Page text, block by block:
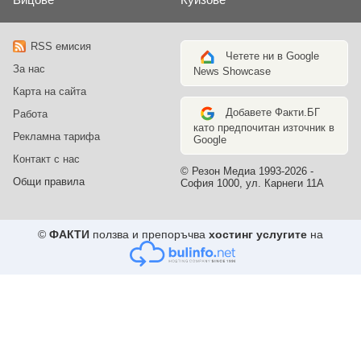
RSS емисия
За нас
Карта на сайта
Работа
Рекламна тарифа
Контакт с нас
Общи правила
Четете ни в Google
News Showcase
Добавете Факти.БГ
като предпочитан източник в
Google
© Резон Медиа 1993-2026 -
София 1000, ул. Карнеги 11А
© ФАКТИ ползва и препоръчва хостинг услугите на